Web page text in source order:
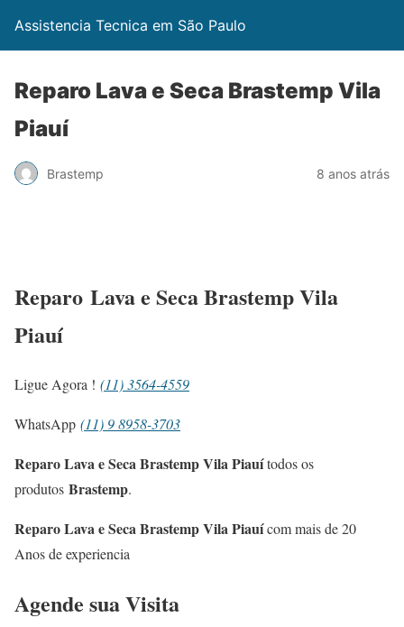
Assistencia Tecnica em São Paulo
Reparo Lava e Seca Brastemp Vila
Piauí
Brastemp 8 anos atrás
Reparo Lava e Seca Brastemp Vila
Piauí
Ligue Agora ! (11) 3564-4559
WhatsApp (11) 9 8958-3703
Reparo Lava e Seca Brastemp Vila Piauítodos os
produtos Brastemp.
Reparo Lava e Seca Brastemp Vila Piauícom mais de 20
Anos de experiencia
Agende sua Visita